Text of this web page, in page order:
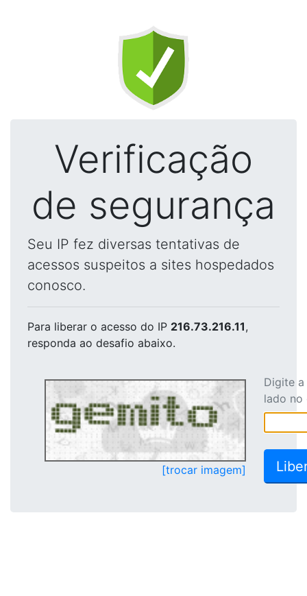
Verificação
de segurança
Seu IP fez diversas tentativas de
acessos suspeitos a sites hospedados
conosco.
Para liberar o acesso do IP 216.73.216.11,
responda ao desafio abaixo.
[trocar imagem]
Digite
lado no